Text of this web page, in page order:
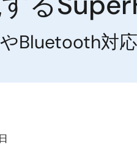
やBluetooth対